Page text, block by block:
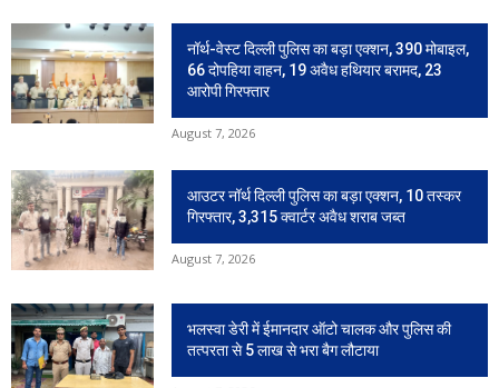
नॉर्थ-वेस्ट दिल्ली पुलिस का बड़ा एक्शन, 390 मोबाइल,
66 दोपहिया वाहन, 19 अवैध हथियार बरामद, 23
आरोपी गिरफ्तार
August 7, 2026
आउटर नॉर्थ दिल्ली पुलिस का बड़ा एक्शन, 10 तस्कर
गिरफ्तार, 3,315 क्वार्टर अवैध शराब जब्त
August 7, 2026
भलस्वा डेरी में ईमानदार ऑटो चालक और पुलिस की
तत्परता से 5 लाख से भरा बैग लौटाया